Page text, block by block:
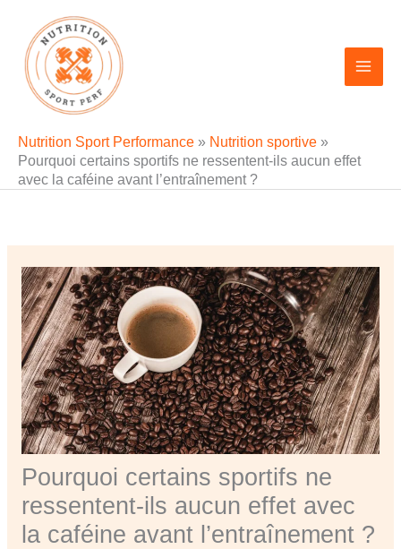
contenu
Nutrition Sport Performance » Nutrition sportive »
Pourquoi certains sportifs ne ressentent-ils aucun effet
avec la caféine avant l’entraînement ?
Pourquoi certains sportifs ne
ressentent-ils aucun effet avec
la caféine avant l’entraînement ?